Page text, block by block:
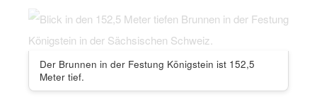
Der Brunnen in der Festung Königstein ist 152,5
Meter tief.